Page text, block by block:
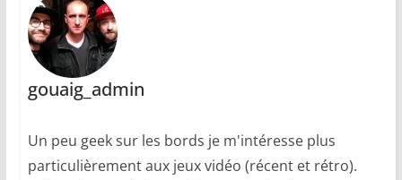
gouaig_admin
Un peu geek sur les bords je m'intéresse plus
particulièrement aux jeux vidéo (récent et rétro).